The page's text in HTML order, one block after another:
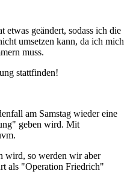
etwas geändert, sodass ich die
umsetzen kann, da ich mich
muss.
stattfinden!
am Samstag wieder eine
geben wird. Mit
wird, so werden wir aber
als "Operation Friedrich"